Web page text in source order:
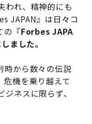
われ、精神的にも
JAPAN』は日々コ
の『Forbes JAPA
ました。
時から数々の伝説
機を乗り越えて
ネスに限らず、